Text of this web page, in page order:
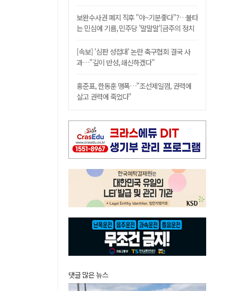
보완수사권 폐지 직후 "야~기분좋다"?…불타
는 민심에 기름, 민주당 '말말말'[금주의 정치
[속보] '심판 성접대' 논란 축구협회 결국 사
과…"깊이 반성, 쇄신하겠다"
홍준표, 한동훈 맹폭…"조선제일껌, 권력에
살고 권력에 죽었다"
댓글 많은 뉴스